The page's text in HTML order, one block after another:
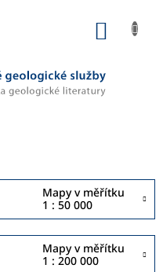
Mapy v měřítku
1 : 50 000
Mapy v měřítku
1 : 200 000